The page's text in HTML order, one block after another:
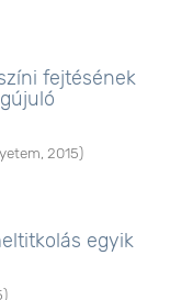
fejtésének
2015)
egyik
)